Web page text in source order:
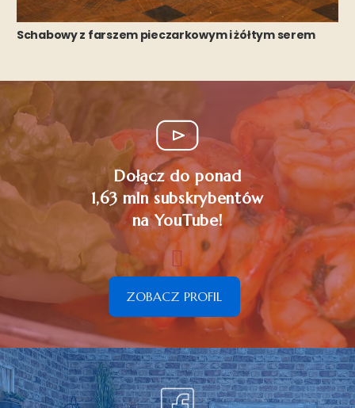
Schabowy z farszem pieczarkowym i żółtym serem
Dołącz do ponad
1,63 mln subskrybentów
na YouTube!
ZOBACZ PROFIL